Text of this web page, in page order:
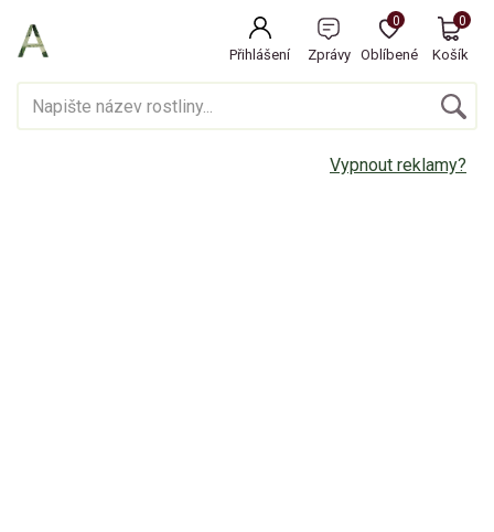
Přihlášení Zprávy Oblíbené
0
Košík
0
Vypnout reklamy?